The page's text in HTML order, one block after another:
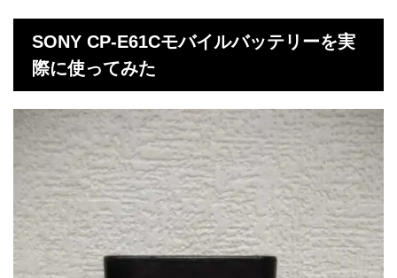
SONY CP-E61Cモバイルバッテリーを実
際に使ってみた